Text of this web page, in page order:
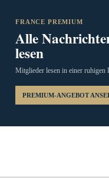
FRANCE PREMIUM
Alle
lesen
Mitglieder lesen in einer ruhigen
PREMIUM-ANGEBOT